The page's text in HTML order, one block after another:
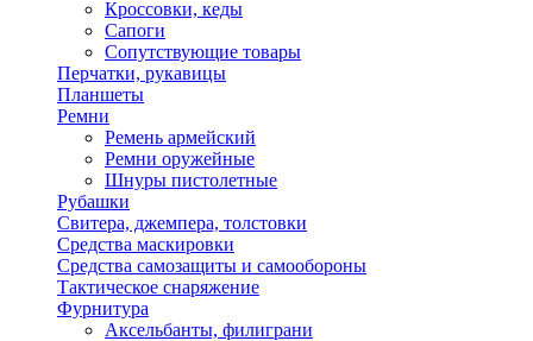
Кроссовки, кеды
Сапоги
Сопутствующие товары
Перчатки, рукавицы
Планшеты
Ремни
Ремень армейский
Ремни оружейные
Шнуры пистолетные
Рубашки
Свитера, джемпера, толстовки
Средства маскировки
Средства самозащиты и самообороны
Тактическое снаряжение
Фурнитура
Аксельбанты, филиграни